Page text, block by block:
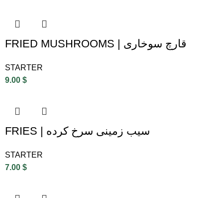
FRIED MUSHROOMS | قارچ سوخاری
STARTER
9.00$
FRIES | سیب زمینی سرخ کرده
STARTER
7.00$